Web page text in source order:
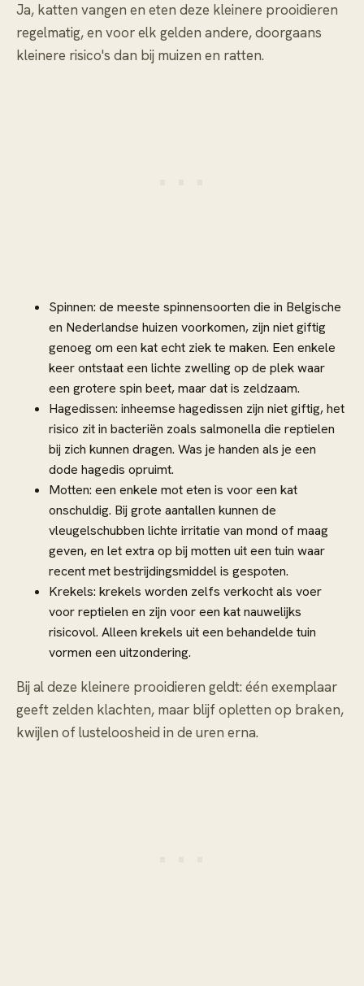
Ja, katten vangen en eten deze kleinere prooidieren
regelmatig, en voor elk gelden andere, doorgaans
kleinere risico's dan bij muizen en ratten.
Spinnen: de meeste spinnensoorten die in Belgische
en Nederlandse huizen voorkomen, zijn niet giftig
genoeg om een kat echt ziek te maken. Een enkele
keer ontstaat een lichte zwelling op de plek waar
een grotere spin beet, maar dat is zeldzaam.
Hagedissen: inheemse hagedissen zijn niet giftig, het
risico zit in bacteriën zoals salmonella die reptielen
bij zich kunnen dragen. Was je handen als je een
dode hagedis opruimt.
Motten: een enkele mot eten is voor een kat
onschuldig. Bij grote aantallen kunnen de
vleugelschubben lichte irritatie van mond of maag
geven, en let extra op bij motten uit een tuin waar
recent met bestrijdingsmiddel is gespoten.
Krekels: krekels worden zelfs verkocht als voer
voor reptielen en zijn voor een kat nauwelijks
risicovol. Alleen krekels uit een behandelde tuin
vormen een uitzondering.
Bij al deze kleinere prooidieren geldt: één exemplaar
geeft zelden klachten, maar blijf opletten op braken,
kwijlen of lusteloosheid in de uren erna.